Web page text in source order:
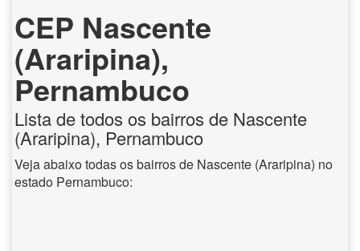
CEP Nascente
(Araripina),
Pernambuco
Lista de todos os bairros de Nascente
(Araripina), Pernambuco
Veja abaixo todas os bairros de Nascente (Araripina) no
estado Pernambuco: